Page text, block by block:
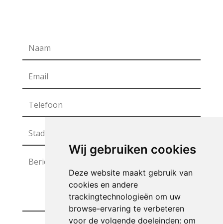
Wij gebruiken cookies
Deze website maakt gebruik van
cookies en andere
trackingtechnologieën om uw
browse-ervaring te verbeteren
voor de volgende doeleinden: om